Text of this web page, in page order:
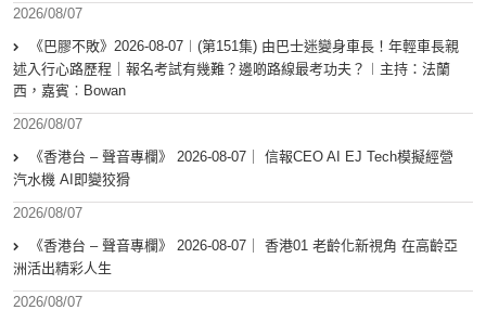
2026/08/07
《巴膠不敗》2026-08-07︱(第151集) 由巴士迷變身車長！年輕車長親
述入行心路歷程｜報名考試有幾難？邊啲路線最考功夫？︱主持：法蘭
西，嘉賓︰Bowan
2026/08/07
《香港台 – 聲音專欄》 2026-08-07｜ 信報CEO AI EJ Tech模擬經營
汽水機 AI即變狡猾
2026/08/07
《香港台 – 聲音專欄》 2026-08-07｜ 香港01 老齡化新視角 在高齡亞
洲活出精彩人生
2026/08/07